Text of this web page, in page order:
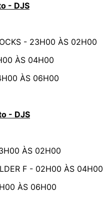
- DJS
- 23H00 ÀS 02H00
ÀS 04H00
ÀS 06H00
- DJS
ÀS 02H00
F - 02H00 ÀS 04H00
ÀS 06H00